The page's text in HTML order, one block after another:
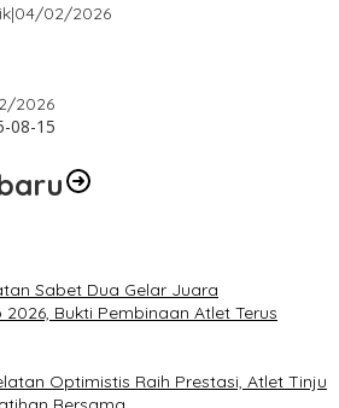
|04/02/2026
2026
Sabet Dua Gelar Juara
Bukti Pembinaan Atlet Terus
Optimistis Raih Prestasi, Atlet Tinju